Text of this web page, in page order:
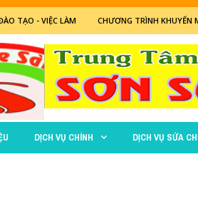
TẠO - VIỆC LÀM CHƯƠNG TRÌNH KHUYẾN
DỊCH VỤ CHÍNH DỊCH VỤ SỬA